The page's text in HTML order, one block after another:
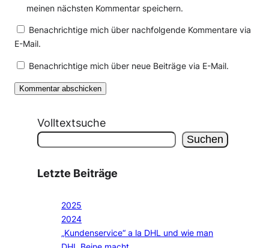
meinen nächsten Kommentar speichern.
Benachrichtige mich über nachfolgende Kommentare via
E-Mail.
Benachrichtige mich über neue Beiträge via E-Mail.
Volltextsuche
Suchen
Letzte Beiträge
2025
2024
„Kundenservice“ a la DHL und wie man